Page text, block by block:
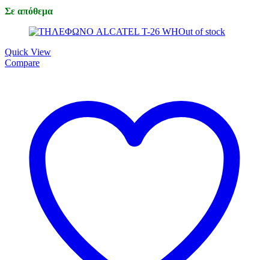
Σε απόθεμα
Out of stock
Quick View
Compare